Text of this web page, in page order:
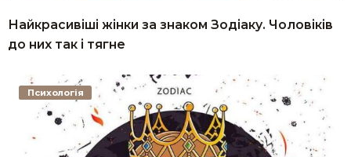
Найкрасивіші жінки за знаком Зодіаку. Чоловіків
до них так і тягне
Психологія